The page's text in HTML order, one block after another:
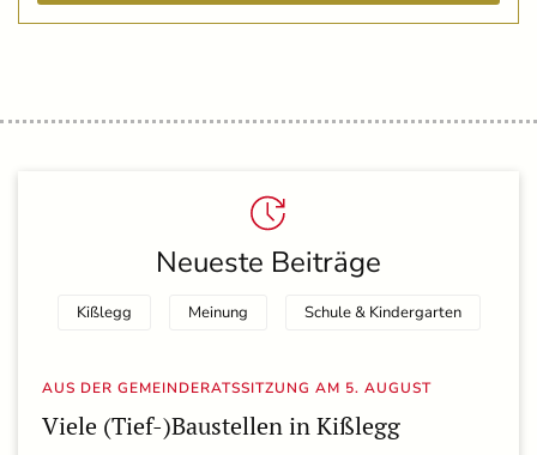
Neueste Beiträge
Kißlegg Meinung Schule & Kindergarten
AUS DER GEMEINDERATSSITZUNG AM 5. AUGUST
Viele (Tief-)Baustellen in Kißlegg